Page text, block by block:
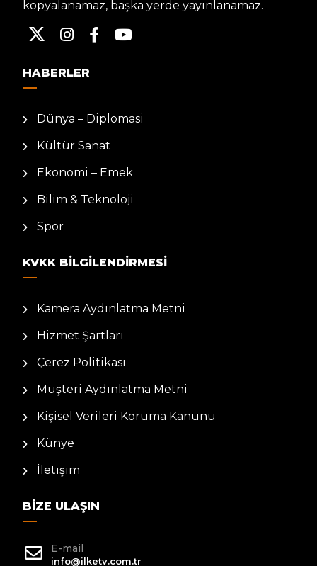
kopyalanamaz, başka yerde yayınlanamaz.
HABERLER
Dünya – Diplomasi
Kültür Sanat
Ekonomi – Emek
Bilim & Teknoloji
Spor
KVKK BILGILENDIRMESI
Kamera Aydınlatma Metni
Hizmet Şartları
Çerez Politikası
Müşteri Aydınlatma Metni
Kişisel Verileri Koruma Kanunu
Künye
İletişim
BIZE ULAŞIN
E-mail
info@ilketv.com.tr